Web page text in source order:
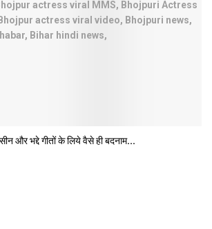
और भद्दे गीतों के लिये वैसे ही बदनाम...